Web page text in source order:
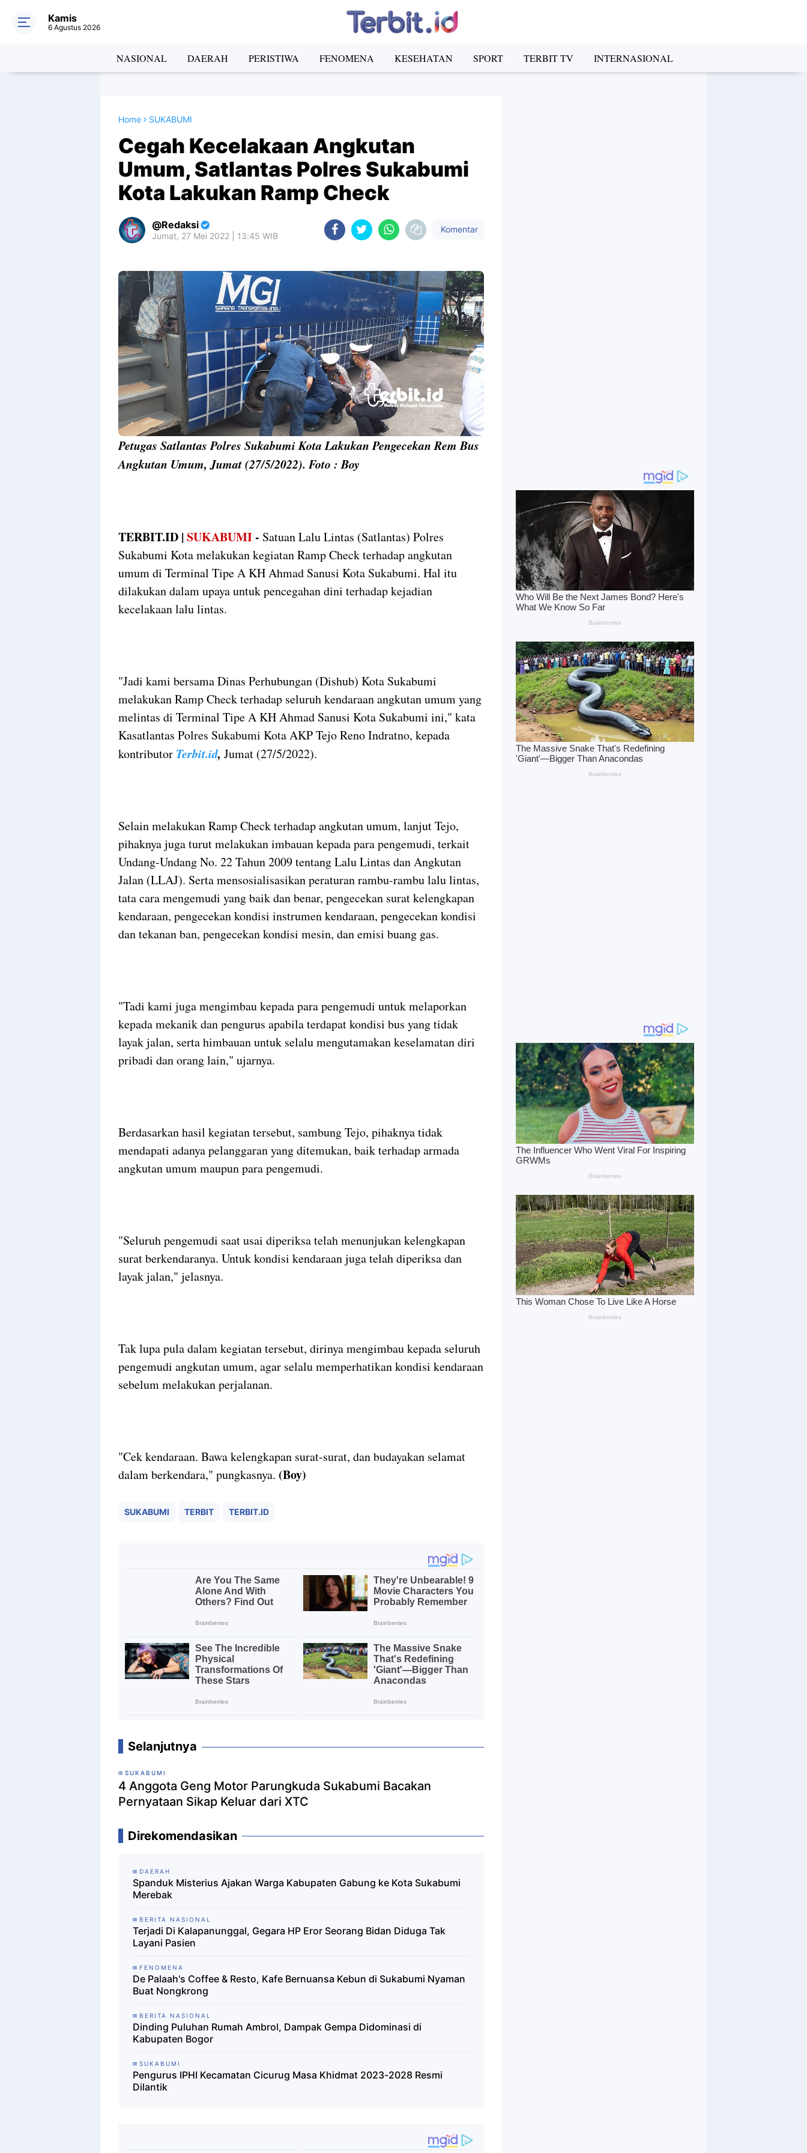
Kamis
6 Agustus 2026
NASIONAL DAERAH PERISTIWA FENOMENA KESEHATAN SPORT TERBIT TV INTERNASIONAL
Home SUKABUMI
Cegah Kecelakaan Angkutan
Umum, Satlantas Polres Sukabumi
Kota Lakukan Ramp Check
Redaksi
Jumat, 27 Mei 2022 | 13:45 WIB
Komentar
Petugas Satlantas Polres Sukabumi Kota Lakukan Pengecekan Rem Bus
Angkutan Umum, Jumat (27/5/2022). Foto : Boy
TERBIT.ID | SUKABUMI- Satuan Lalu Lintas (Satlantas) Polres
Sukabumi Kota melakukan kegiatan Ramp Check terhadap angkutan
umum di Terminal Tipe A KH Ahmad Sanusi Kota Sukabumi. Hal itu
dilakukan dalam upaya untuk pencegahan dini terhadap kejadian
kecelakaan lalu lintas.
"Jadi kami bersama Dinas Perhubungan (Dishub) Kota Sukabumi
melakukan Ramp Check terhadap seluruh kendaraan angkutan umum yang
melintas di Terminal Tipe A KH Ahmad Sanusi Kota Sukabumi ini," kata
Kasatlantas Polres Sukabumi Kota AKP Tejo Reno Indratno, kepada
kontributor Terbit.id, Jumat (27/5/2022).
Selain melakukan Ramp Check terhadap angkutan umum, lanjut Tejo,
pihaknya juga turut melakukan imbauan kepada para pengemudi, terkait
Undang-Undang No. 22 Tahun 2009 tentang Lalu Lintas dan Angkutan
Jalan (LLAJ). Serta mensosialisasikan peraturan rambu-rambu lalu lintas,
tata cara mengemudi yang baik dan benar, pengecekan surat kelengkapan
kendaraan, pengecekan kondisi instrumen kendaraan, pengecekan kondisi
dan tekanan ban, pengecekan kondisi mesin, dan emisi buang gas.
"Tadi kami juga mengimbau kepada para pengemudi untuk melaporkan
kepada mekanik dan pengurus apabila terdapat kondisi bus yang tidak
layak jalan, serta himbauan untuk selalu mengutamakan keselamatan diri
pribadi dan orang lain," ujarnya.
Berdasarkan hasil kegiatan tersebut, sambung Tejo, pihaknya tidak
mendapati adanya pelanggaran yang ditemukan, baik terhadap armada
angkutan umum maupun para pengemudi.
"Seluruh pengemudi saat usai diperiksa telah menunjukan kelengkapan
surat berkendaranya. Untuk kondisi kendaraan juga telah diperiksa dan
layak jalan," jelasnya.
Tak lupa pula dalam kegiatan tersebut, dirinya mengimbau kepada seluruh
pengemudi angkutan umum, agar selalu memperhatikan kondisi kendaraan
sebelum melakukan perjalanan.
"Cek kendaraan. Bawa kelengkapan surat-surat, dan budayakan selamat
dalam berkendara," pungkasnya. (Boy)
SUKABUMI TERBIT TERBIT.ID
Selanjutnya
SUKABUMI
4 Anggota Geng Motor Parungkuda Sukabumi Bacakan
Pernyataan Sikap Keluar dari XTC
Direkomendasikan
DAERAH
Spanduk Misterius Ajakan Warga Kabupaten Gabung ke Kota Sukabumi
Merebak
BERITA NASIONAL
Terjadi Di Kalapanunggal, Gegara HP Eror Seorang Bidan Diduga Tak
Layani Pasien
FENOMENA
De Palaah's Coffee & Resto, Kafe Bernuansa Kebun di Sukabumi Nyaman
Buat Nongkrong
BERITA NASIONAL
Dinding Puluhan Rumah Ambrol, Dampak Gempa Didominasi di
Kabupaten Bogor
SUKABUMI
Pengurus IPHI Kecamatan Cicurug Masa Khidmat 2023-2028 Resmi
Dilantik